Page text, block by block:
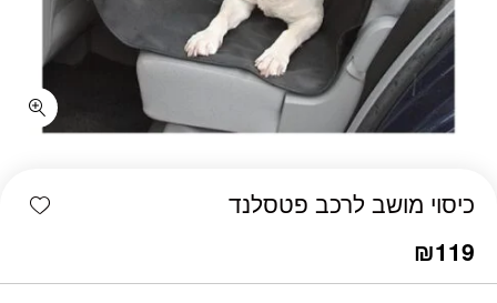
כיסוי מושב לרכב פטסלנד
₪119